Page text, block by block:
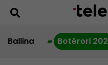
Ballina Botërori